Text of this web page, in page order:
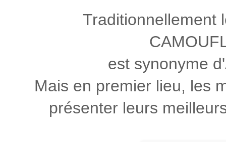
Traditionnellement
est synonyme
Mais en premier lieu, les
présenter leurs